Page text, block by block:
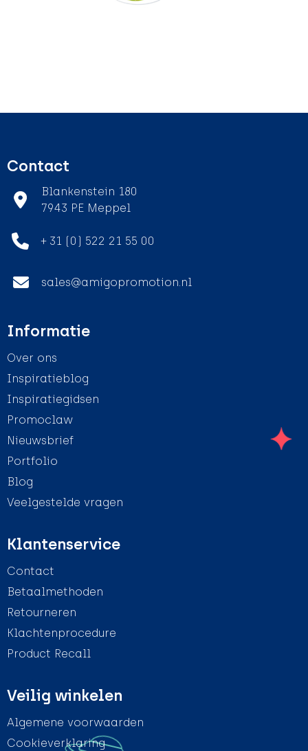
Contact
Blankenstein 180
7943 PE Meppel
+ 31 (0) 522 21 55 00
sales@amigopromotion.nl
Informatie
Over ons
Inspiratieblog
Inspiratiegidsen
Promoclaw
Nieuwsbrief
Portfolio
Blog
Veelgestelde vragen
Klantenservice
Contact
Betaalmethoden
Retourneren
Klachtenprocedure
Product Recall
Veilig winkelen
Algemene voorwaarden
Cookieverklaring